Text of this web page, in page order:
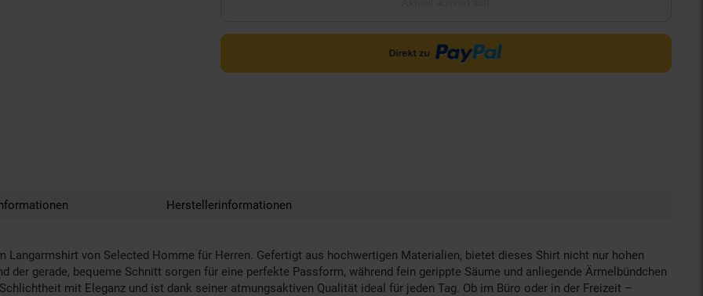
Herstellerinformationen
von Selected Homme für Herren. Gefertigt aus hochwertigen Materialien, bietet dieses Shirt nicht nur hohen
der gerade, bequeme Schnitt sorgen für eine perfekte Passform, während fein gerippte Säume und anliegende Ärmelbündchen
mit Eleganz und ist dank seiner atmungsaktiven Qualität ideal für jeden Tag. Ob im Büro oder in der Freizeit –